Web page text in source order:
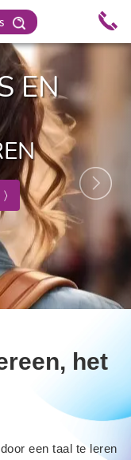
EN
het
een taal te leren